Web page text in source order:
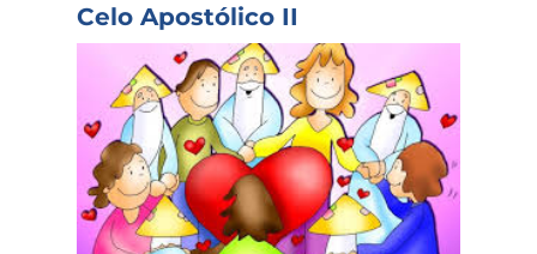
Institucional
Familia Menesiana
Pastoral Vocacional
Recursos
Contacto
Celo Apostólico II